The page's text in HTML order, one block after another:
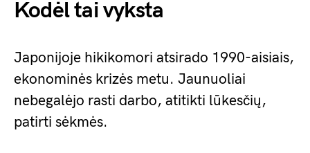
Kodėl tai vyksta
Japonijoje hikikomori atsirado 1990-aisiais,
ekonominės krizės metu. Jaunuoliai
nebegalėjo rasti darbo, atitikti lūkesčių,
patirti sėkmės.